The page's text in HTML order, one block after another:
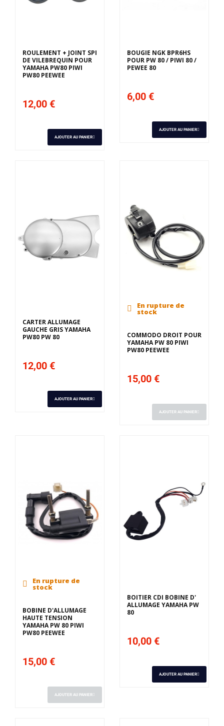
ROULEMENT + JOINT SPI
DE VILEBREQUIN POUR
YAMAHA PW80 PIWI
PW80 PEEWEE
12,00 €
AJOUTER AU PANIER
BOUGIE NGK BPR6HS
POUR PW 80 / PIWI 80 /
PEWEE 80
6,00 €
AJOUTER AU PANIER
CARTER ALLUMAGE
GAUCHE GRIS YAMAHA
PW80 PW 80
12,00 €
AJOUTER AU PANIER
En rupture de
stock
COMMODO DROIT POUR
YAMAHA PW 80 PIWI
PW80 PEEWEE
15,00 €
AJOUTER AU PANIER
En rupture de
stock
BOBINE D'ALLUMAGE
HAUTE TENSION
YAMAHA PW 80 PIWI
PW80 PEEWEE
15,00 €
AJOUTER AU PANIER
BOITIER CDI BOBINE D'
ALLUMAGE YAMAHA PW
80
10,00 €
AJOUTER AU PANIER